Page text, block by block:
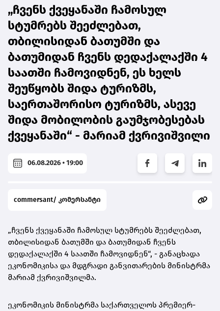
„ჩვენს ქვეყანაში ჩამოსულ
სტუმრებს შეეძლებათ,
თბილისიდან ბათუმში და
ბათუმიდან ჩვენს დედაქალაქში 4
საათში ჩამოვიდნენ, ეს ხელს
შეუწყობს შიდა ტურიზმს,
საერთაშორისო ტურიზმს, ასევე
შიდა მობილობის გაუმჯობესებას
ქვეყანაში“ - მარიამ ქვრივიშვილი
06.08.2026 • 19:00
commersant/ კომერსანტი
„ჩვენს ქვეყანაში ჩამოსულ სტუმრებს შეეძლებათ,
თბილისიდან ბათუმში და ბათუმიდან ჩვენს
დედაქალაქში 4 საათში ჩამოვიდნენ“, - განაცხადა
ეკონომიკისა და მდგრადი განვითარების მინისტრმა
მარიამ ქვრივიშვილმა.
ეკონომიკის მინისტრმა საქართველოს პრემიერ-